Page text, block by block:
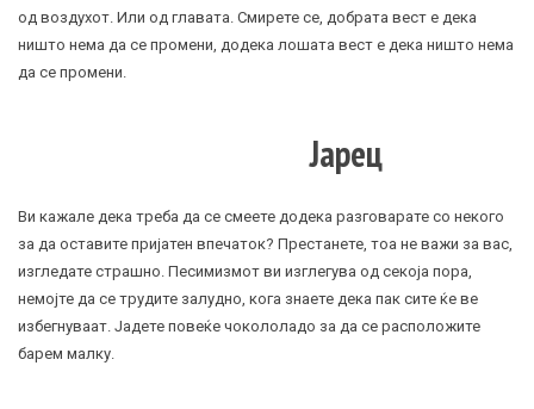
од воздухот. Или од главата. Смирете се, добрата вест е дека
ништо нема да се промени, додека лошата вест е дека ништо нема
да се промени.
Јарец
Ви кажале дека треба да се смеете додека разговарате со некого
за да оставите пријатен впечаток? Престанете, тоа не важи за вас,
изгледате страшно. Песимизмот ви изглегува од секоја пора,
немојте да се трудите залудно, кога знаете дека пак сите ќе ве
избегнуваат. Јадете повеќе чокололадо за да се расположите
барем малку.